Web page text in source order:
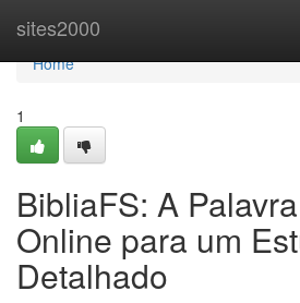
sites2000
Home
Home
1
BibliaFS: A
Online para um
Detalhado